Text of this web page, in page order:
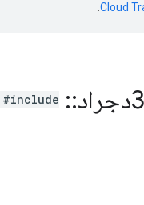
Cloud
::
#include